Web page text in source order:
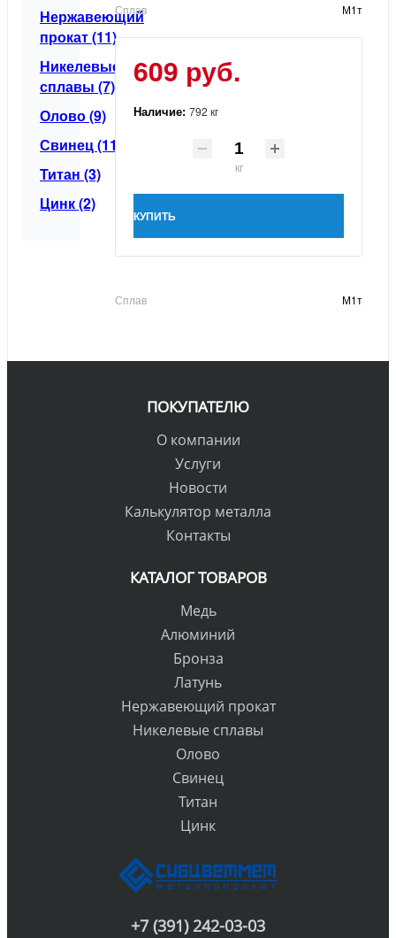
Нержавеющий
прокат (11)
Никелевые
сплавы (7)
Олово (9)
Свинец (11)
Титан (3)
Цинк (2)
Сплав М1т
609 руб.
Наличие: 792 кг
кг
КУПИТЬ
Сплав М1т
ПОКУПАТЕЛЮ
О компании
Услуги
Новости
Калькулятор металла
Контакты
КАТАЛОГ ТОВАРОВ
Медь
Алюминий
Бронза
Латунь
Нержавеющий прокат
Никелевые сплавы
Олово
Свинец
Титан
Цинк
+7 (391) 242-03-03